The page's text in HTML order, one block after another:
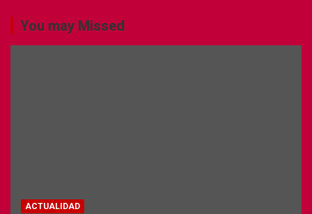
You may Missed
ACTUALIDAD